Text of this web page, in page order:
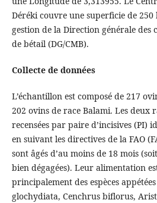
Déréki couvre une superficie de 250
gestion de la Direction générale
de bétail (DG/CMB).
Collecte de données
L’échantillon est composé de 217
202 ovins de race Balami. Les deux
recensées par paire d’incisives (PI)
en suivant les directives de la FAO
sont âgés d’au moins de 18 mois
bien dégagées). Leur alimentation
principalement des espèces
glochydiata, Cenchrus biflorus,